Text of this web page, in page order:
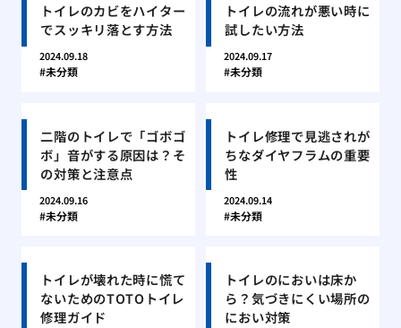
トイレのカビをハイター
でスッキリ落とす方法
2024.09.18
未分類
トイレの流れが悪い時に
試したい方法
2024.09.17
未分類
二階のトイレで「ゴボゴ
ボ」音がする原因は？そ
の対策と注意点
2024.09.16
未分類
トイレ修理で見逃されが
ちなダイヤフラムの重要
性
2024.09.14
未分類
トイレが壊れた時に慌て
ないためのTOTOトイレ
修理ガイド
トイレのにおいは床か
ら？気づきにくい場所の
におい対策